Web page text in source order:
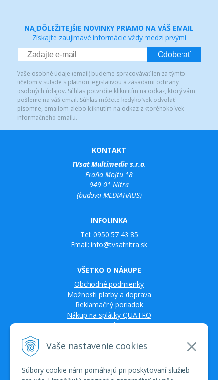
Vaše nastavenie cookies
Súbory cookie nám pomáhajú pri poskytovaní služieb
NAJDÔLEŽITEJŠIE NOVINKY PRIAMO NA VÁŠ EMAIL
Získajte zaujímavé informácie vždy medzi prvými
Odoberať
Vaše osobné údaje (email) budeme spracovávať len za týmto
účelom v súlade s platnou legislatívou a zásadami ochrany
osobných údajov. Súhlas potvrdíte kliknutím na odkaz, ktorý vám
pošleme na váš email. Súhlas môžete kedykoľvek odvolať
písomne, emailom alebo kliknutím na odkaz z ktoréhokoľvek
informačného emailu.
KONTAKT
TVsat Multimedia s.r.o.
Fraňa Mojtu 18
949 01 Nitra
(budova MEDIAHAUS)
INFOLINKA
Tel: 0950 57 43 85
Email: info@tvsatnitra.sk
VŠETKO O NÁKUPE
Obchodné podmienky
Možnosti platby a doprava
Reklamačný poriadok
Nákup na splátky QUATRO
Kontakty